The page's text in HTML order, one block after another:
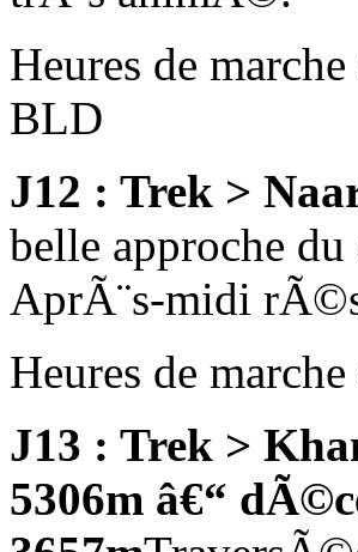
Heures de
BLD
J12 : Trek >
belle approche
AprÃ¨s-midi
Heures de
J13 : Trek >
5306m â€“